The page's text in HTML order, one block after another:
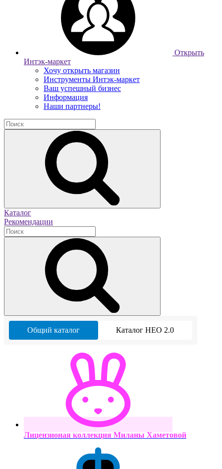
Открыть
Интэк-маркет
Хочу открыть магазин
Инструменты Интэк-маркет
Ваш успешный бизнес
Информация
Наши партнеры!
Каталог
Рекомендации
Общий каталог Каталог НЕО 2.0
Лицензионая коллекция Миланы Хаметовой